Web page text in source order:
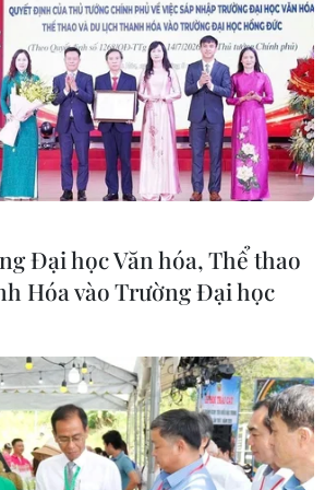
bỏ trốn sau khi thực hiện vụ
dịch Phú Lợi-Ngân hàng
Phạm Thế Hiển, Thành phố Hồ
thú và khai nhận hành vi phạm tội.
Đại học Văn hóa, Thể thao
Hóa vào Trường Đại học